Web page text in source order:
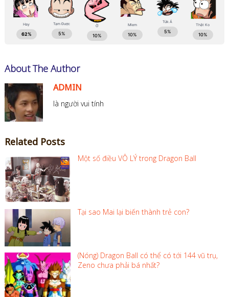
About The Author
ADMIN
là người vui tính
Related Posts
Một số điều VÔ LÝ trong Dragon Ball
Tại sao Mai lại biến thành trẻ con?
(Nóng) Dragon Ball có thể có tới 144 vũ trụ,
Zeno chưa phải bá nhất?